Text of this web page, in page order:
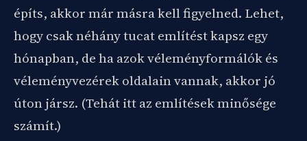
építs, akkor már másra kell figyelned. Lehet,
hogy csak néhány tucat említést kapsz egy
hónapban, de ha azok véleményformálók és
véleményvezérek oldalain vannak, akkor jó
úton jársz. (Tehát itt az említések minősége
számít.)